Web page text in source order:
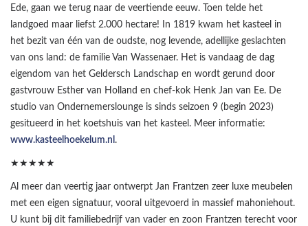
Ede, gaan we terug naar de veertiende eeuw. Toen telde het
landgoed maar liefst 2.000 hectare! In 1819 kwam het kasteel in
het bezit van één van de oudste, nog levende, adellijke geslachten
van ons land: de familie Van Wassenaer. Het is vandaag de dag
eigendom van het Geldersch Landschap en wordt gerund door
gastvrouw Esther van Holland en chef-kok Henk Jan van Ee. De
studio van Ondernemerslounge is sinds seizoen 9 (begin 2023)
gesitueerd in het koetshuis van het kasteel. Meer informatie:
www.kasteelhoekelum.nl .
★★★★★
Al meer dan veertig jaar ontwerpt Jan Frantzen zeer luxe meubelen
met een eigen signatuur, vooral uitgevoerd in massief mahoniehout.
U kunt bij dit familiebedrijf van vader en zoon Frantzen terecht voor